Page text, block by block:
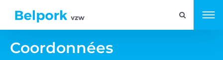
Coordonnées